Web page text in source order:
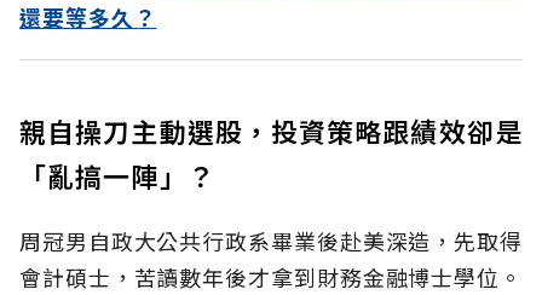
還要等多久？
親自操刀主動選股，投資策略跟績效卻是
「亂搞一陣」？
周冠男自政大公共行政系畢業後赴美深造，先取得
會計碩士，苦讀數年後才拿到財務金融博士學位。